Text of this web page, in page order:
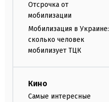
Отсрочка от
мобилизации
Мобилизация в Украине:
сколько человек
мобилизует ТЦК
Кино
Самые интересные